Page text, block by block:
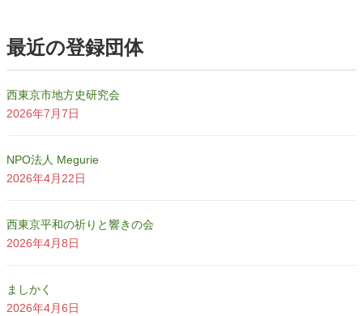
最近の登録団体
西東京市地方史研究会
2026年7月7日
NPO法人 Megurie
2026年4月22日
西東京平和の祈りと響きの会
2026年4月8日
ましかく
2026年4月6日